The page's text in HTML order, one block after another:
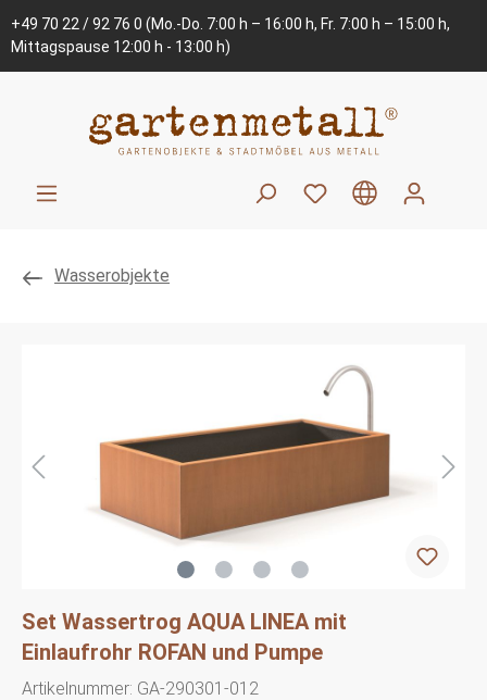
+49 70 22 / 92 76 0 (Mo.-Do. 7:00 h – 16:00 h, Fr. 7:00 h – 15:00 h,
Mittagspause 12:00 h - 13:00 h)
Wasserobjekte
Set Wassertrog AQUA LINEA mit
Einlaufrohr ROFAN und Pumpe
Artikelnummer: GA-290301-012